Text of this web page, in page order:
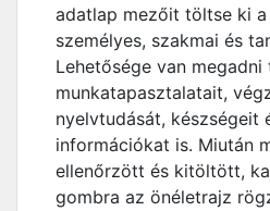
adatlap mezőit töltse ki a
személyes, szakmai és
Lehetősége van
munkatapasztalatait,
nyelvtudását, készségeit
információkat is. Miután
ellenőrzött és kitöltött,
gombra az önéletrajz